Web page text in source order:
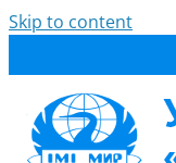
Skip to content